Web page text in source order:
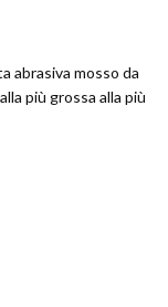
abrasiva mosso da
più grossa alla più